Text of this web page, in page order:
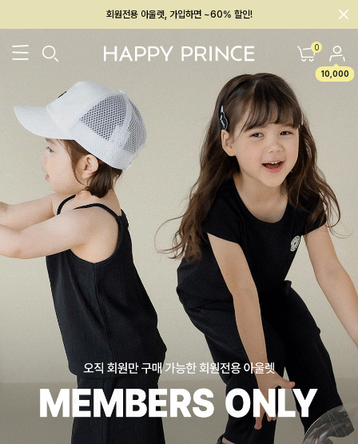
회원전용 아울렛, 가입하면 ~60% 할인!
멤버십 최대 28,000원 혜택 0
10,000
26SS 신상 BEST BABY[6~12M] 아우터/상의 하의/레깅스